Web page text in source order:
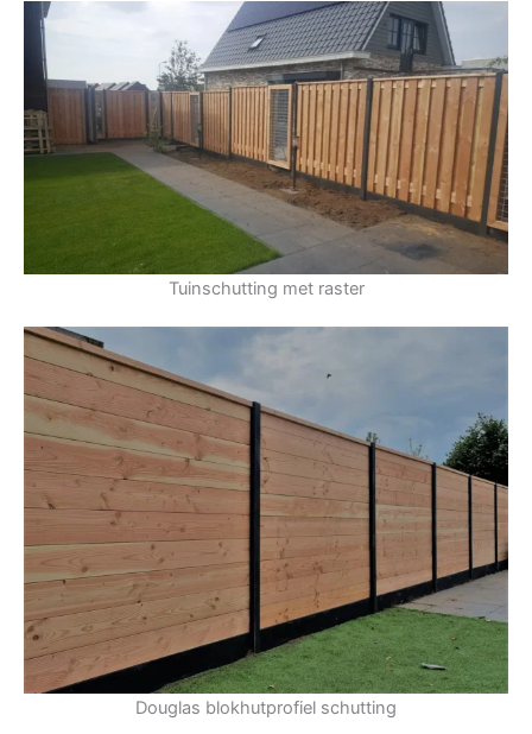
Tuinschutting met raster
Douglas blokhutprofiel schutting